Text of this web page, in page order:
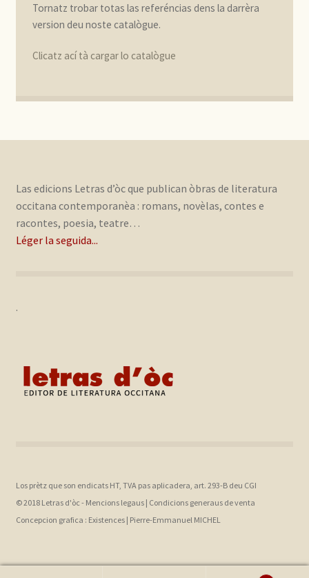
Tornatz trobar totas las referéncias dens la darrèra
version deu noste catalògue.
Clicatz ací tà cargar lo catalògue
Las edicions Letras d’òc que publican òbras de literatura
occitana contemporanèa : romans, novèlas, contes e
racontes, poesia, teatre…
Léger la seguida...
.
Los prètz que son endicats HT, TVA pas aplicadera, art. 293-B deu CGI
© 2018 Letras d'òc - Mencions legaus| Condicions generaus de venta
Concepcion grafica : Existences | Pierre-Emmanuel MICHEL